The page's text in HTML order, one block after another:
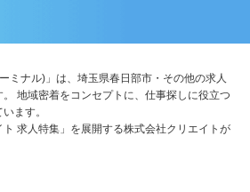
ミナル)」は、埼玉県春日部市・その他の求人
地域密着をコンセプトに、仕事探しに役立つ
ます。
求人特集」を展開する株式会社クリエイトが